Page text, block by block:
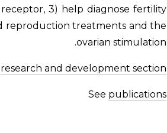
3) help diagnose fertility
reproduction treatments and the
ovarian stimulation.
research and development section
See publications